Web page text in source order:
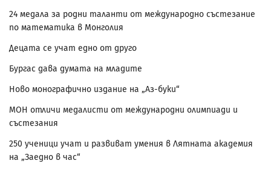
24 медала за родни таланти от международно състезание
по математика в Монголия
Децата се учат едно от друго
Бургас дава думата на младите
Ново монографично издание на „Аз-буки“
МОН отличи медалисти от международни олимпиади и
състезания
250 ученици учат и развиват умения в Лятната академия
на „Заедно в час“